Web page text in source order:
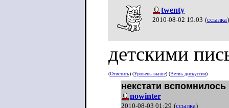
twenty
2010-08-02 19:03 (ссылка)
детскими
(Ответить) (Уровень выше) (Ветвь дискуссии)
некстати вспомнилось
nowinter
2010-08-03 01:29 (ссылка)